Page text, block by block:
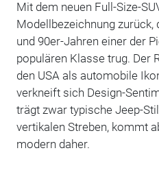
Mit dem neuen Full-Size-
Modellbezeichnung zurück,
und 90er-Jahren einer der
populären Klasse trug. Der
den USA als automobile
verkneift sich Design-
trägt zwar typische Jeep-
vertikalen Streben, kommt
modern daher.